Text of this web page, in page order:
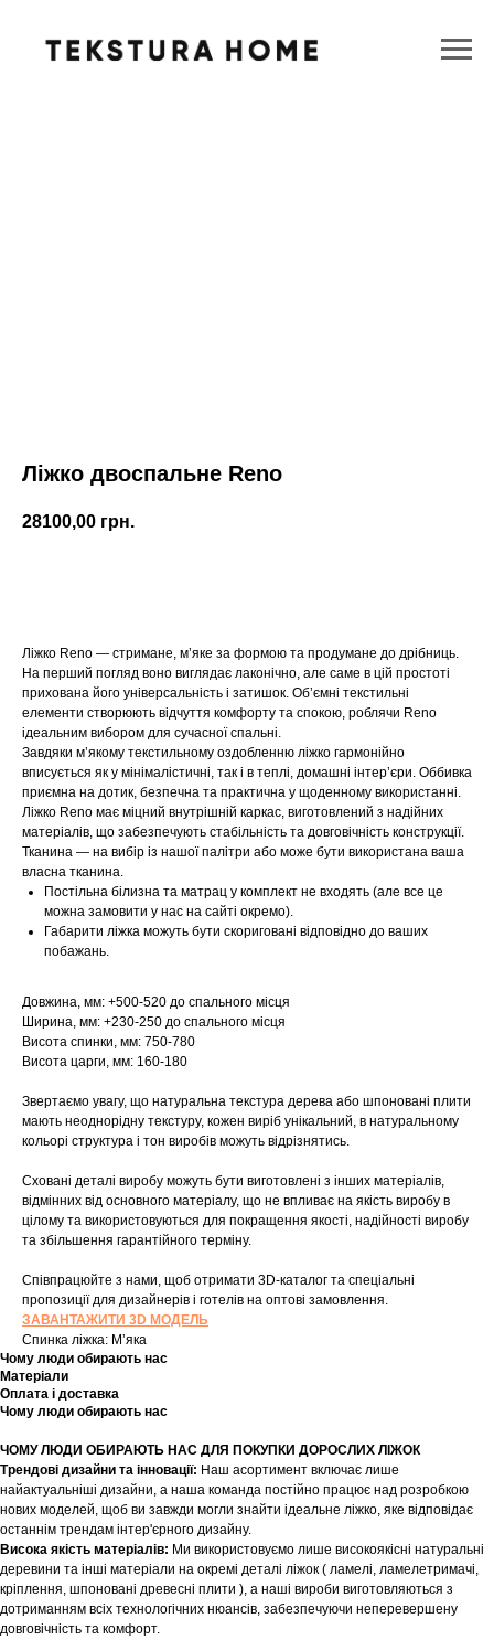
Ліжко двоспальне Reno
28100,00 грн.
Ліжко Reno — стримане, м’яке за формою та продумане до дрібниць.
На перший погляд воно виглядає лаконічно, але саме в цій простоті
прихована його універсальність і затишок. Об’ємні текстильні
елементи створюють відчуття комфорту та спокою, роблячи Reno
ідеальним вибором для сучасної спальні.
Завдяки м’якому текстильному оздобленню ліжко гармонійно
вписується як у мінімалістичні, так і в теплі, домашні інтер’єри. Оббивка
приємна на дотик, безпечна та практична у щоденному використанні.
Ліжко Reno має міцний внутрішній каркас, виготовлений з надійних
матеріалів, що забезпечують стабільність та довговічність конструкції.
Тканина — на вибір із нашої палітри або може бути використана ваша
власна тканина.
Постільна білизна та матрац у комплект не входять (але все це
можна замовити у нас на сайті окремо).
Габарити ліжка можуть бути скориговані відповідно до ваших
побажань.
Довжина, мм: +500-520 до спального місця
Ширина, мм: +230-250 до спального місця
Висота спинки, мм: 750-780
Висота царги, мм: 160-180
Звертаємо увагу, що натуральна текстура дерева або шпоновані плити
мають неоднорідну текстуру, кожен виріб унікальний, в натуральному
кольорі структура і тон виробів можуть відрізнятись.
Сховані деталі виробу можуть бути виготовлені з інших матеріалів,
відмінних від основного матеріалу, що не впливає на якість виробу в
цілому та використовуються для покращення якості, надійності виробу
та збільшення гарантійного терміну.
Співпрацюйте з нами, щоб отримати 3D-каталог та спеціальні
пропозиції для дизайнерів і готелів на оптові замовлення.
ЗАВАНТАЖИТИ 3D МОДЕЛЬ
Спинка ліжка: Мʼяка
Чому люди обирають нас
Матеріали
Оплата і доставка
Чому люди обирають нас
ЧОМУ ЛЮДИ ОБИРАЮТЬ НАС ДЛЯ ПОКУПКИ ДОРОСЛИХ ЛІЖОК
Трендові дизайни та інновації: Наш асортимент включає лише
найактуальніші дизайни, а наша команда постійно працює над розробкою
нових моделей, щоб ви завжди могли знайти ідеальне ліжко, яке відповідає
останнім трендам інтер'єрного дизайну.
Висока якість матеріалів: Ми використовуємо лише високоякісні натуральні
деревини та інші матеріали на окремі деталі ліжок ( ламелі, ламелетримачі,
кріплення, шпоновані древесні плити ), а наші вироби виготовляються з
дотриманням всіх технологічних нюансів, забезпечуючи неперевершену
довговічність та комфорт.